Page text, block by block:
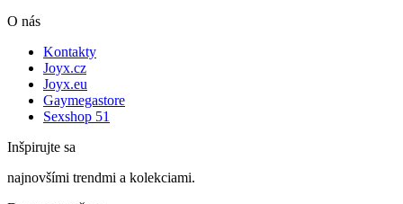
O nás
Kontakty
Joyx.cz
Joyx.eu
Gaymegastore
Sexshop 51
Inšpirujte sa
najnovšími trendmi a kolekciami.